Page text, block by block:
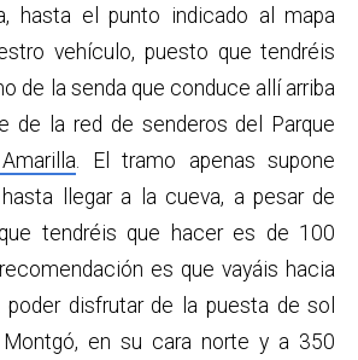
hasta el punto indicado al mapa
vehículo, puesto que tendréis
de la senda que conduce allí arriba
de la red de senderos del Parque
. El tramo apenas supone
llegar a la cueva, a pesar de
tendréis que hacer es de 100
es que vayáis hacia
poder disfrutar de la puesta de sol
en su cara norte y a 350